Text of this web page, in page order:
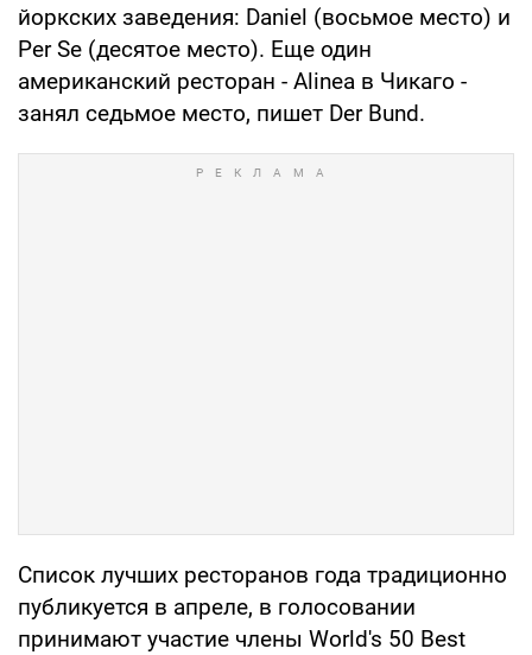
йоркских заведения: Daniel (восьмое место) и
Per Se (десятое место). Еще один
американский ресторан - Alinea в Чикаго -
занял седьмое место, пишет Der Bund.
Список лучших ресторанов года традиционно
публикуется в апреле, в голосовании
принимают участие члены World's 50 Best